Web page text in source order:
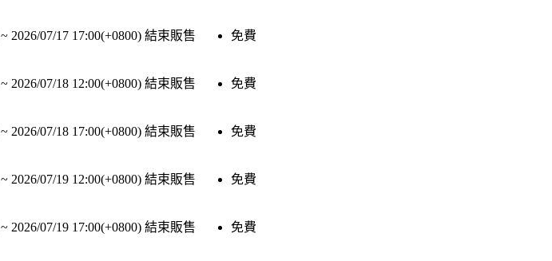
~ 2026/07/17 17:00(+0800) 結束販售 免費
~ 2026/07/18 12:00(+0800) 結束販售 免費
~ 2026/07/18 17:00(+0800) 結束販售 免費
~ 2026/07/19 12:00(+0800) 結束販售 免費
~ 2026/07/19 17:00(+0800) 結束販售 免費